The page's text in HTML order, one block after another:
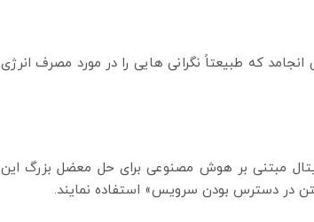
که طبیعتاً نگرانی هایی را در مورد مصرف انرژی
مبتنی بر هوش مصنوعی برای حل معضل بزرگ این
در دسترس بودن سرویس» استفاده نمایند.